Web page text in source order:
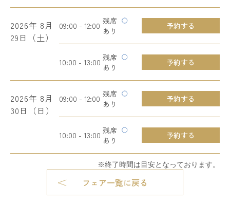
2026年 8月
29日（土）
09:00 - 12:00 残席
あり
予約する
10:00 - 13:00 残席
あり
予約する
2026年 8月
30日（日）
09:00 - 12:00 残席
あり
予約する
10:00 - 13:00 残席
あり
予約する
※終了時間は目安となっております。
フェア一覧に戻る